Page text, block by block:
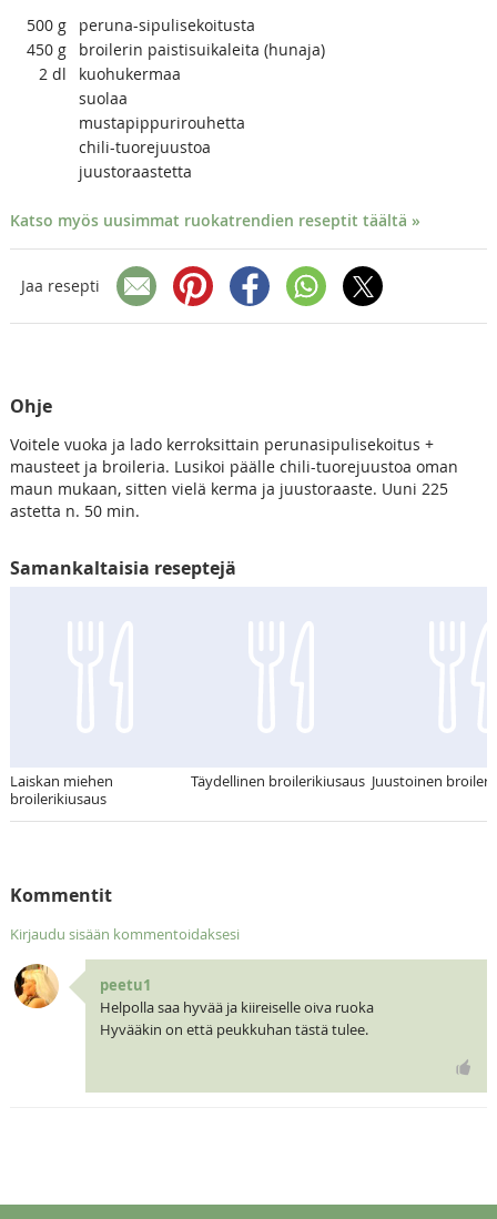
500 g
peruna-sipulisekoitusta
450 g
broilerin paistisuikaleita (hunaja)
2 dl
kuohukermaa
suolaa
mustapippurirouhetta
chili-tuorejuustoa
juustoraastetta
Katso myös uusimmat ruokatrendien reseptit täältä »
Jaa resepti
Ohje
Voitele vuoka ja lado kerroksittain perunasipulisekoitus +
mausteet ja broileria. Lusikoi päälle chili-tuorejuustoa oman
maun mukaan, sitten vielä kerma ja juustoraaste. Uuni 225
astetta n. 50 min.
Samankaltaisia reseptejä
Laiskan miehen
broilerikiusaus
Täydellinen broilerikiusaus Juustoinen
Kommentit
Kirjaudu sisään kommentoidaksesi
peetu1
Helpolla saa hyvää ja kiireiselle oiva ruoka
Hyvääkin on että peukkuhan tästä tulee.